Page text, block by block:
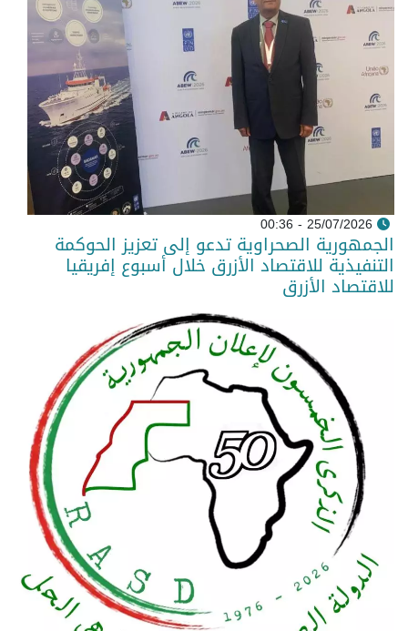
25/07/2026 - 00:36
الجمهورية الصحراوية تدعو إلى تعزيز الحوكمة
التنفيذية للاقتصاد الأزرق خلال أسبوع إفريقيا
للاقتصاد الأزرق